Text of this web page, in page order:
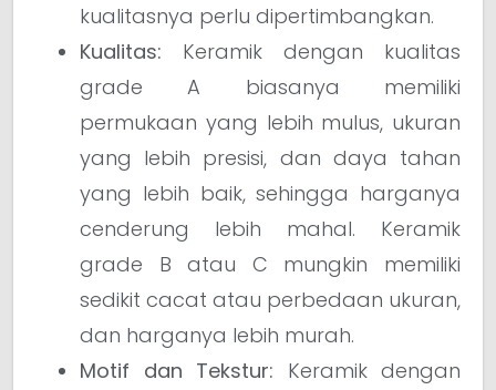
kualitasnya perlu dipertimbangkan.
Kualitas: Keramik dengan kualitas
grade A biasanya memiliki
permukaan yang lebih mulus, ukuran
yang lebih presisi, dan daya tahan
yang lebih baik, sehingga harganya
cenderung lebih mahal. Keramik
grade B atau C mungkin memiliki
sedikit cacat atau perbedaan ukuran,
dan harganya lebih murah.
Motif dan Tekstur: Keramik dengan